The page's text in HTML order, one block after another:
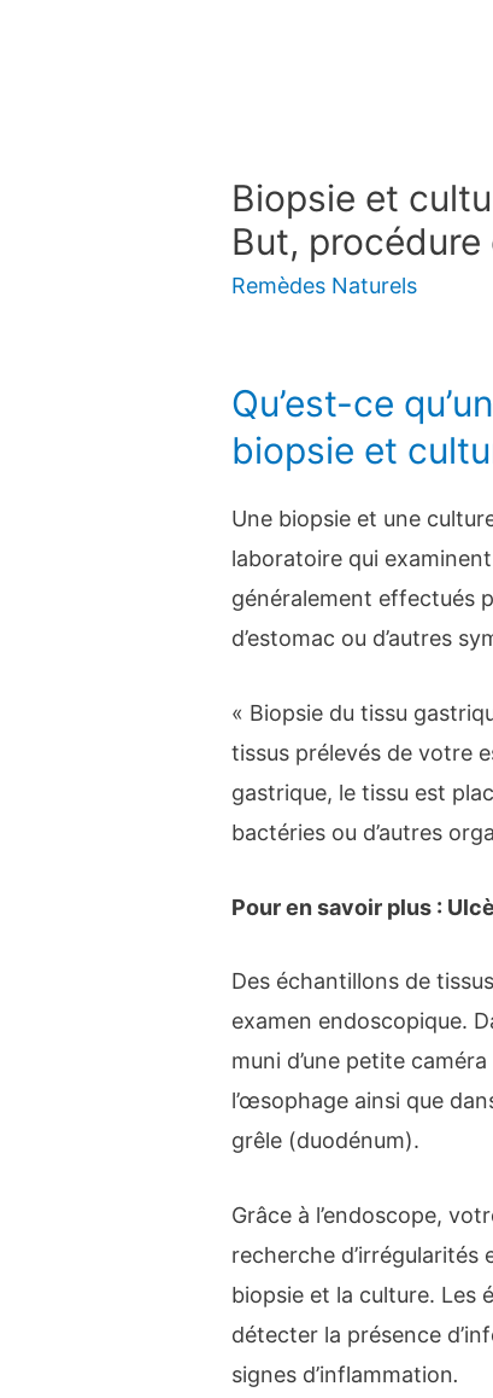
Biopsie et
But,
Remèdes Naturels
Qu’est-ce
biopsie et
Une biopsie et une
laboratoire qui
généralement effectués
d’estomac ou d’autres
« Biopsie du tissu
tissus prélevés de votre
gastrique, le tissu est
bactéries ou d’autres
Pour en savoir plus :
Des échantillons de
examen endoscopique.
muni d’une petite
l’œsophage ainsi que
grêle (duodénum).
Grâce à l’endoscope,
recherche d’irrégularités
biopsie et la culture. Les
détecter la présence
signes d’inflammation.